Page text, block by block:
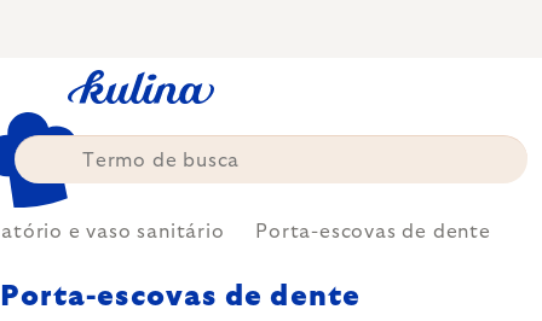
e vaso sanitário Porta-escovas de dente
Porta-escovas de dente